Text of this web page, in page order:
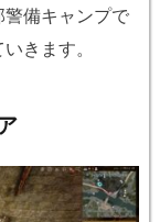
備キャンプで
きます。